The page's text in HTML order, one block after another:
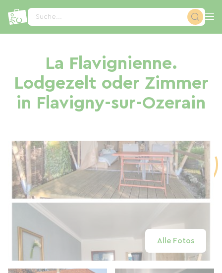
Suche...
La Flavignienne.
Lodgezelt oder Zimmer
in Flavigny-sur-Ozerain
Alle Fotos
Cookie-Einstellungen